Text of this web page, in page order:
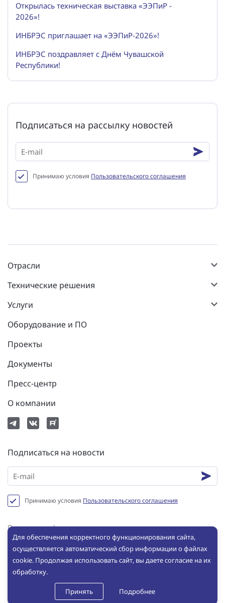
Открылась техническая выставка «ЭЭПиР -
2026»!
ИНБРЭС приглашает на «ЭЭПиР-2026»!
ИНБРЭС поздравляет с Днём Чувашской
Республики!
Подписаться на рассылку новостей
Принимаю условия Пользовательского соглашения
Отрасли
Технические решения
Услуги
Оборудование и ПО
Проекты
Документы
Пресс-центр
О компании
Подписаться на новости
Принимаю условия Пользовательского соглашения
Политика конфиденциальности
Пользовательское соглашение
Сookie
© ООО «ИНБРЭС», 2025. Все права защищены. Копирование и
использование любых материалов с сайта без письменного
разрешения ООО «ИНБРЭС» не допускается
Для обеспечения корректного функционирования сайта,
осуществляется автоматический сбор информации о файлах
cookie. Продолжая использовать сайт, вы даете согласие на их
обработку.
Принять Подробнее